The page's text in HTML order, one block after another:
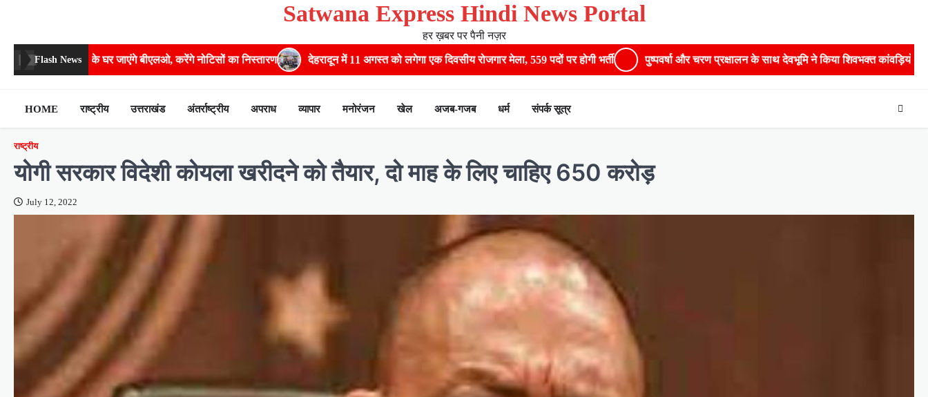
Satwana Express Hindi News Portal
हर ख़बर पर पैनी नज़र
Flash News
के घर जाएंगे बीएलओ, करेंगे नोटिसों का निस्तारण ​देहरादून में 11 अगस्त को लगेगा एक दिवसीय रोजगार मेला, 559 पदों पर होगी भर्ती पुष्पवर्षा और चरण प्रक्षालन के साथ देवभूमि ने किया शिवभक्त कांवड़ियों का
HOME राष्ट्रीय उत्तराखंड अंतर्राष्ट्रीय अपराध व्यापार मनोरंजन खेल अजब-गजब धर्म संपर्क सूत्र
राष्ट्रीय
योगी सरकार विदेशी कोयला खरीदने को तैयार, दो माह के ल‍िए चाह‍िए 650 करोड़
July 12, 2022